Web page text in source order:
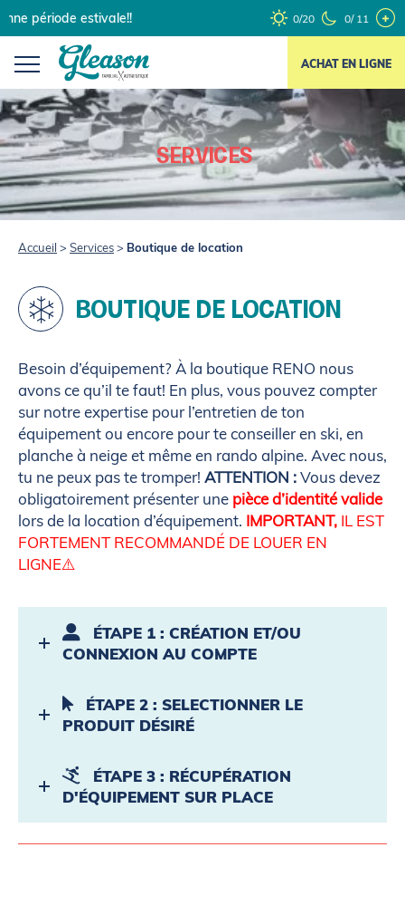
to
content
période estivale!! 0/20 0/ 11
ACHAT EN LIGNE
SERVICES
Accueil > Services> Boutique de location
BOUTIQUE DE LOCATION
Besoin d’équipement? À la boutique RENO nous
avons ce qu’il te faut! En plus, vous pouvez compter
sur notre expertise pour l’entretien de ton
équipement ou encore pour te conseiller en ski, en
planche à neige et même en rando alpine. Avec nous,
tu ne peux pas te tromper! ATTENTION :Vous devez
obligatoirement présenter une pièce d’identité valide
lors de la location d’équipement. IMPORTANT, IL EST
FORTEMENT RECOMMANDÉ DE LOUER EN
LIGNE⚠️
ÉTAPE 1 : CRÉATION ET/OU
CONNEXION AU COMPTE
ÉTAPE 2 : SELECTIONNER LE
PRODUIT DÉSIRÉ
ÉTAPE 3 : RÉCUPÉRATION
D'ÉQUIPEMENT SUR PLACE